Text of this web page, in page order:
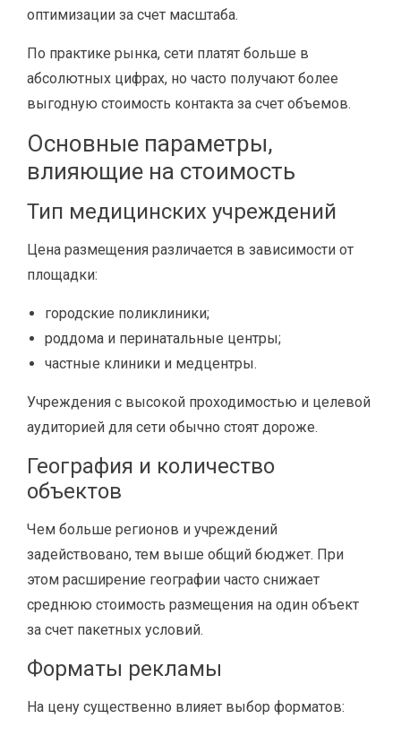
оптимизации за счет масштаба.
По практике рынка, сети платят больше в
абсолютных цифрах, но часто получают более
выгодную стоимость контакта за счет объемов.
Основные параметры,
влияющие на стоимость
Тип медицинских учреждений
Цена размещения различается в зависимости от
площадки:
городские поликлиники;
роддома и перинатальные центры;
частные клиники и медцентры.
Учреждения с высокой проходимостью и целевой
аудиторией для сети обычно стоят дороже.
География и количество
объектов
Чем больше регионов и учреждений
задействовано, тем выше общий бюджет. При
этом расширение географии часто снижает
среднюю стоимость размещения на один объект
за счет пакетных условий.
Форматы рекламы
На цену существенно влияет выбор форматов: